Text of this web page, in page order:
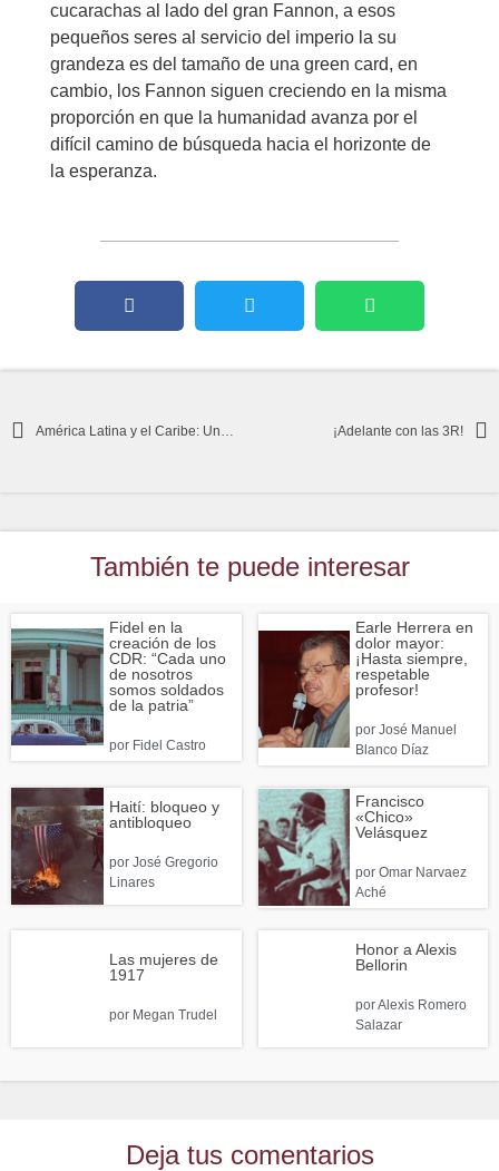
cucarachas al lado del gran Fannon, a esos
pequeños seres al servicio del imperio la su
grandeza es del tamaño de una green card, en
cambio, los Fannon siguen creciendo en la misma
proporción en que la humanidad avanza por el
difícil camino de búsqueda hacia el horizonte de
la esperanza.
¡Adelante con las 3R!
También te puede interesar
Fidel en la
creación de los
CDR: “Cada uno
de nosotros
somos soldados
de la patria”
porFidel Castro
Earle Herrera en
dolor mayor:
¡Hasta siempre,
respetable
profesor!
por José Manuel
Blanco Díaz
Haití: bloqueo y
antibloqueo
porJosé Gregorio
Linares
Francisco
«Chico»
Velásquez
por Omar Narvaez
Aché
Las mujeres de
1917
porMegan Trudel
Honor a Alexis
Bellorin
porAlexis Romero
Salazar
Deja tus comentarios